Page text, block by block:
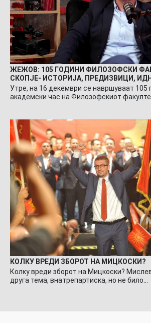
ЖЕЖОВ: 105 ГОДИНИ ФИЛОЗОФСКИ
СКОПЈЕ- ИСТОРИЈА, ПРЕДИЗВИЦИ,
Утре, на 16 декември се навршуваат 105
академски час на Филозофскиот
КОЛКУ ВРЕДИ ЗБОРОТ НА МИЦКОСКИ?
Колку вреди зборот на Мицкоски?
друга тема, внатрепартиска, но не било…